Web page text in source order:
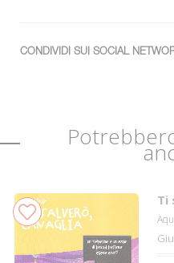
CONDIVIDI SUI SOCIAL
Ti